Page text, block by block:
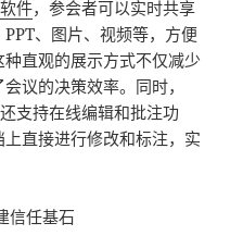
件，参会者可以实时共享
、图片、视频等，方便
直观的展示方式不仅减少
议的决策效率。同时，
还支持在线编辑和批注功
直接进行修改和标注，实
信任基石